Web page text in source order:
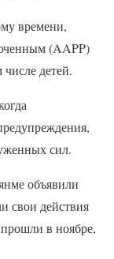
времени,
(AAPP)
детей.
сил.
объявили
свои действия
в ноябре,